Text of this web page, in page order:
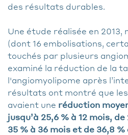
des résultats durables.
Une étude réalisée en 2013,
(dont 16 embolisations,
touchés par plusieurs
examiné la réduction de la
l'angiomyolipome après
résultats ont montré que
avaient une réduction
jusqu’à 25,6 % à 12 mois,
35 % à 36 mois et de 36,8